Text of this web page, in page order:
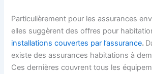
Particulièrement pour les assurances
elles suggèrent des offres pour
installations couvertes par l’assurance.
existe des assurances habitations à
Ces dernières couvrent tous les